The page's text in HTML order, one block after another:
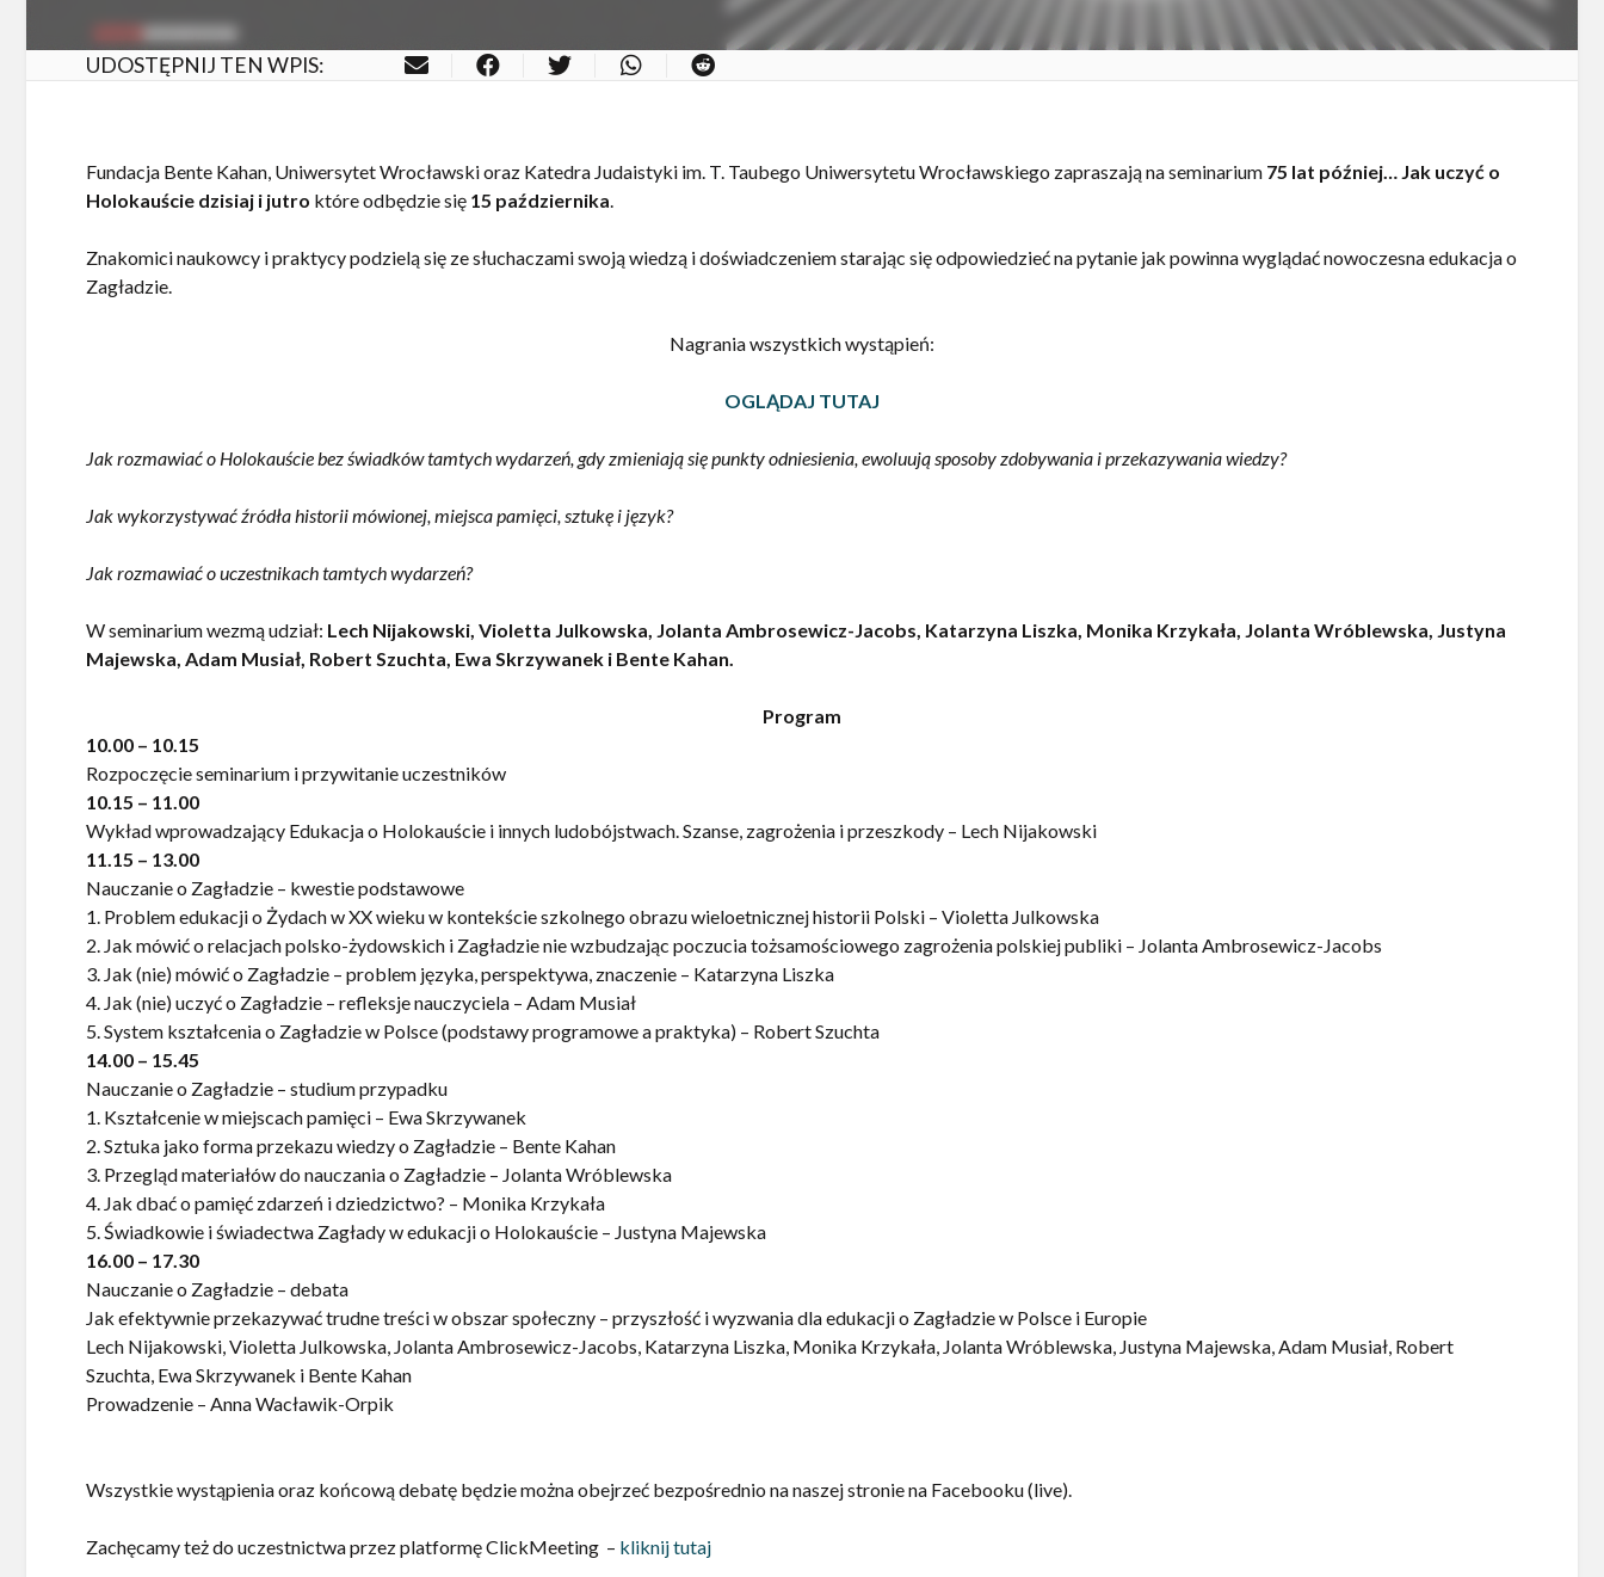
UDOSTĘPNIJ TEN WPIS:
Fundacja Bente Kahan, Uniwersytet Wrocławski oraz Katedra Judaistyki im. T. Taubego Uniwersytetu Wrocławskiego zapraszają na seminarium 75 lat później… Jak uczyć o
Holokauście dzisiaj i jutro które odbędzie się 15 października.
Znakomici naukowcy i praktycy podzielą się ze słuchaczami swoją wiedzą i doświadczeniem starając się odpowiedzieć na pytanie jak powinna wyglądać nowoczesna edukacja o
Zagładzie.
Nagrania wszystkich wystąpień:
OGLĄDAJ TUTAJ
Jak rozmawiać o Holokauście bez świadków tamtych wydarzeń, gdy zmieniają się punkty odniesienia, ewoluują sposoby zdobywania i przekazywania wiedzy?
Jak wykorzystywać źródła historii mówionej, miejsca pamięci, sztukę i język?
Jak rozmawiać o uczestnikach tamtych wydarzeń?
W seminarium wezmą udział: Lech Nijakowski, Violetta Julkowska, Jolanta Ambrosewicz-Jacobs, Katarzyna Liszka, Monika Krzykała, Jolanta Wróblewska, Justyna
Majewska, Adam Musiał, Robert Szuchta, Ewa Skrzywanek i Bente Kahan.
Program
10.00 – 10.15
Rozpoczęcie seminarium i przywitanie uczestników
10.15 – 11.00
Wykład wprowadzający Edukacja o Holokauście i innych ludobójstwach. Szanse, zagrożenia i przeszkody – Lech Nijakowski
11.15 – 13.00
Nauczanie o Zagładzie – kwestie podstawowe
1. Problem edukacji o Żydach w XX wieku w kontekście szkolnego obrazu wieloetnicznej historii Polski – Violetta Julkowska
2. Jak mówić o relacjach polsko-żydowskich i Zagładzie nie wzbudzając poczucia tożsamościowego zagrożenia polskiej publiki – Jolanta Ambrosewicz-Jacobs
3. Jak (nie) mówić o Zagładzie – problem języka, perspektywa, znaczenie – Katarzyna Liszka
4. Jak (nie) uczyć o Zagładzie – refleksje nauczyciela – Adam Musiał
5. System kształcenia o Zagładzie w Polsce (podstawy programowe a praktyka) – Robert Szuchta
14.00 – 15.45
Nauczanie o Zagładzie – studium przypadku
1. Kształcenie w miejscach pamięci – Ewa Skrzywanek
2. Sztuka jako forma przekazu wiedzy o Zagładzie – Bente Kahan
3. Przegląd materiałów do nauczania o Zagładzie – Jolanta Wróblewska
4. Jak dbać o pamięć zdarzeń i dziedzictwo? – Monika Krzykała
5. Świadkowie i świadectwa Zagłady w edukacji o Holokauście – Justyna Majewska
16.00 – 17.30
Nauczanie o Zagładzie – debata
Jak efektywnie przekazywać trudne treści w obszar społeczny – przyszłość i wyzwania dla edukacji o Zagładzie w Polsce i Europie
Lech Nijakowski, Violetta Julkowska, Jolanta Ambrosewicz-Jacobs, Katarzyna Liszka, Monika Krzykała, Jolanta Wróblewska, Justyna Majewska, Adam Musiał, Robert
Szuchta, Ewa Skrzywanek i Bente Kahan
Prowadzenie – Anna Wacławik-Orpik
Wszystkie wystąpienia oraz końcową debatę będzie można obejrzeć bezpośrednio na naszej stronie na Facebooku (live).
Zachęcamy też do uczestnictwa przez platformę ClickMeeting – kliknij tutaj